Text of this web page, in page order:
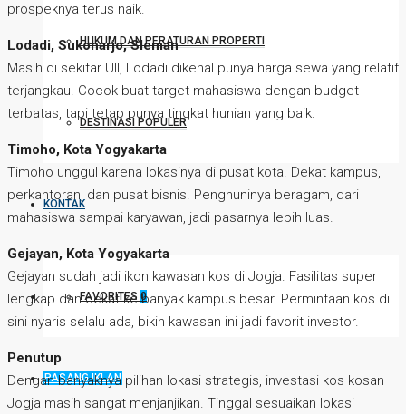
HUKUM DAN PERATURAN PROPERTI
DESTINASI POPULER
KONTAK
FAVORITES 0
PASANG IKLAN
prospeknya terus naik.
Lodadi, Sukoharjo, Sleman
Masih di sekitar UII, Lodadi dikenal punya harga sewa yang relatif
terjangkau. Cocok buat target mahasiswa dengan budget
terbatas, tapi tetap punya tingkat hunian yang baik.
Timoho, Kota Yogyakarta
Timoho unggul karena lokasinya di pusat kota. Dekat kampus,
perkantoran, dan pusat bisnis. Penghuninya beragam, dari
mahasiswa sampai karyawan, jadi pasarnya lebih luas.
Gejayan, Kota Yogyakarta
Gejayan sudah jadi ikon kawasan kos di Jogja. Fasilitas super
lengkap dan dekat ke banyak kampus besar. Permintaan kos di
sini nyaris selalu ada, bikin kawasan ini jadi favorit investor.
Penutup
Dengan banyaknya pilihan lokasi strategis, investasi kos kosan
Jogja masih sangat menjanjikan. Tinggal sesuaikan lokasi